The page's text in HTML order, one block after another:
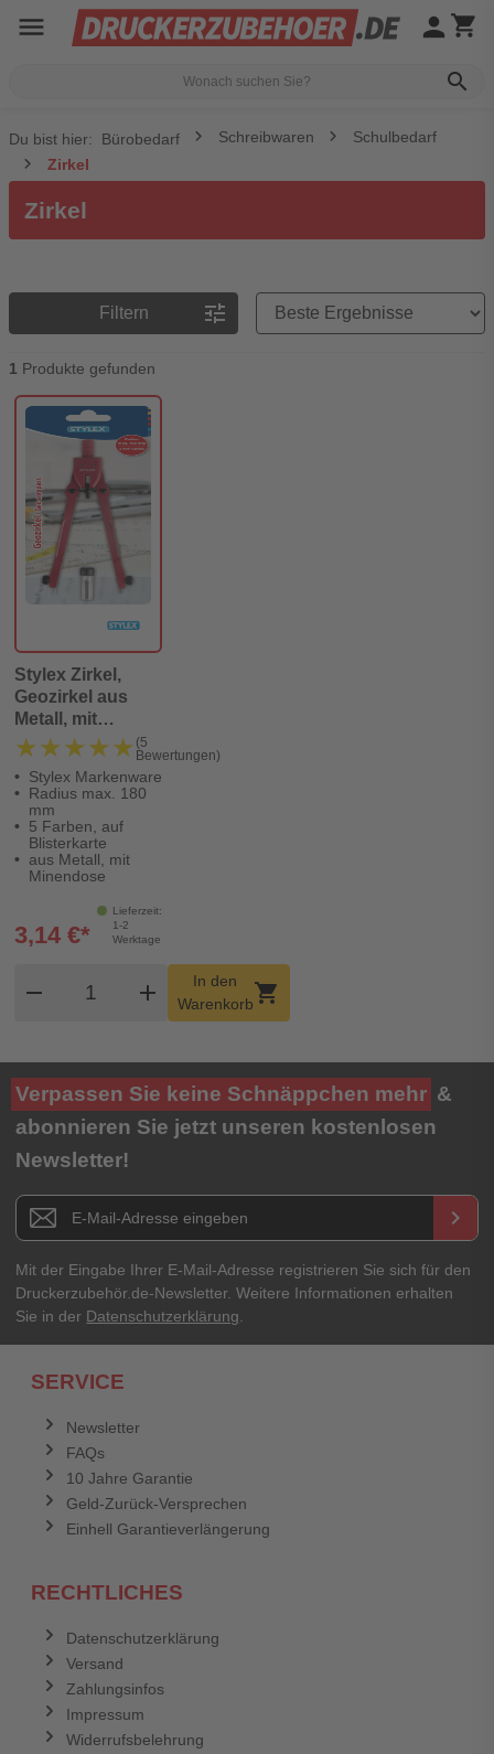
menu
search
person shopping_cart
Du bist hier: Bürobedarf Schreibwaren
Schulbedarf
Zirkel
Zirkel
Filtern tune
Preisreihenfolge
1 Produkte gefunden
Stylex Zirkel,
Geozirkel aus
Metall, mit
Minendose
★★★★★
★★★★★ (5
Bewertungen)
Stylex Markenware
Radius max. 180
mm
5 Farben, auf
Blisterkarte
aus Metall, mit
Minendose
Lieferzeit:
1-2
Werktage
3,14 €*
remove
Produkt Warenkorb Menge
add
In den
Warenkorbshopping_cart
Verpassen Sie keine Schnäppchen mehr &
abonnieren Sie jetzt unseren kostenlosen
Newsletter!
Newsletter E-Mail Adresse keyboard_arrow_right
Mit der Eingabe Ihrer E-Mail-Adresse registrieren Sie sich für den
Druckerzubehör.de-Newsletter. Weitere Informationen erhalten
Sie in der Datenschutzerklärung
SERVICE
Newsletter
FAQs
10 Jahre Garantie
Geld-Zurück-Versprechen
Einhell Garantieverlängerung
RECHTLICHES
Datenschutzerklärung
Versand
Zahlungsinfos
Impressum
Widerrufsbelehrung